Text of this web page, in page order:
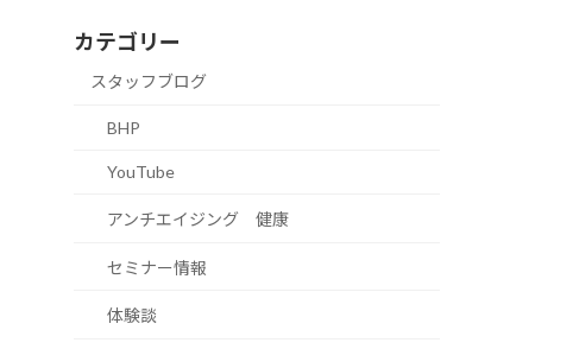
カテゴリー
スタッフブログ
BHP
YouTube
アンチエイジング 健康
セミナー情報
体験談